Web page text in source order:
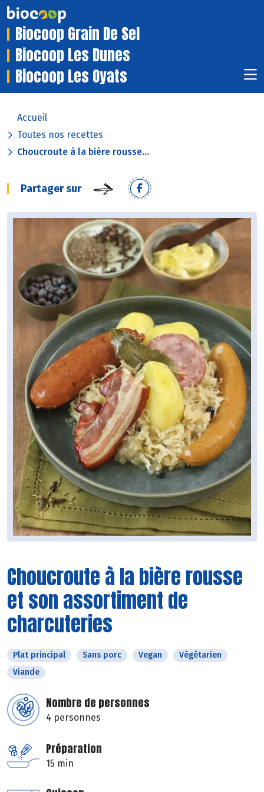
Biocoop Grain De Sel
Biocoop Les Dunes
Biocoop Les Oyats
Accueil
Toutes nos recettes
Choucroute à la bière rousse...
Partager sur
Choucroute à la bière rousse
et son assortiment de
charcuteries
Plat principal Sans porc Vegan
Végétarien
Viande
Nombre de personnes
4 personnes
Préparation
15 min